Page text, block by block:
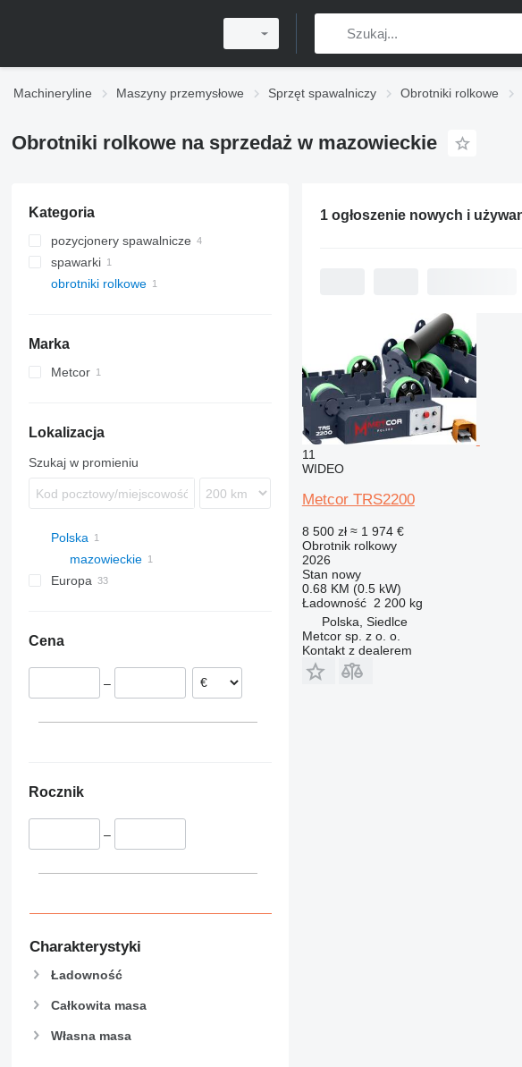
Machineryline Maszyny przemysłowe Sprzęt spawalniczy Obrotniki rolkowe
Obrotniki rolkowe na sprzedaż w mazowieckie
Kategoria
pozycjonery spawalnicze
spawarki
obrotniki rolkowe
Marka
Metcor
Lokalizacja
Szukaj w promieniu
Polska
mazowieckie
Siedlce
Europa
Austria
Cena
–
Rocznik
–
Charakterystyki
Ładowność
Całkowita masa
Własna masa
11
WIDEO
Metcor TRS2200
8 500 zł ≈ 1 974 €
Obrotnik rolkowy
2026
Stan nowy
0.68 KM (0.5 kW)
Ładowność 2 200 kg
Polska, Siedlce
Metcor sp. z o. o.
Kontakt z dealerem